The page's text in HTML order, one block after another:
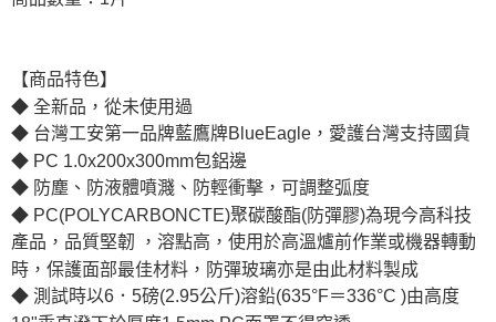
【商品特色】
◆ 全新品，從未使用過
◆ 台灣工安第一品牌藍鷹牌BlueEagle，愛護台灣支持國貨
◆ PC 1.0x200x300mm包鋁邊
◆ 防塵、防液體噴濺、防輕衝擊，可調整弧度
◆ PC(POLYCARBONCTE)聚碳酸酯(防彈膠)為現今高科技
產品，品質堅韌 ，溶點高，使用於高溫爐前作業或機器轉動
時，保護面部最佳材料，防彈玻璃亦是由此材料製成
◆ 測試時以6．5磅(2.95公斤)溶鉛(635°F＝336°C )由高度